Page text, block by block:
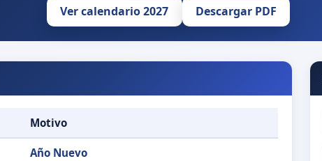
Ver calendario 2027 Descargar PDF
Motivo
Año Nuevo